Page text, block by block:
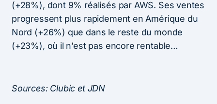
(+28%), dont 9% réalisés par AWS. Ses ventes
progressent plus rapidement en Amérique du
Nord (+26%) que dans le reste du monde
(+23%), où il n’est pas encore rentable…
Sources: Clubic et JDN